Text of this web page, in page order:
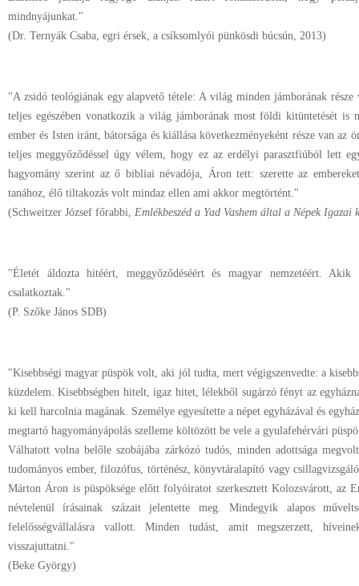
mindnyájunkat."
(Dr. Ternyák Csaba, egri érsek, a csíksomlyói pünkösdi búcsún, 2013)
"A zsidó teológiának egy alapvető tétele: A világ minden jámborának része
teljes egészében vonatkozik a világ jámborának most földi kitüntetését is
ember és Isten iránt, bátorsága és kiállása következményeként része van az
teljes meggyőződéssel úgy vélem, hogy ez az erdélyi parasztfiúból lett
hagyomány szerint az ő bibliai névadója, Áron tett: szerette az
tanához, élő tiltakozás volt mindaz ellen ami akkor megtörtént."
(Schweitzer József főrabbi, Emlékbeszéd a Yad Vashem által a Népek Igazai
"Életét áldozta hitéért, meggyőződéséért és magyar nemzetéért.
csalatkoztak."
(P. Szőke János SDB)
"Kisebbségi magyar püspök volt, aki jól tudta, mert végigszenvedte: a
küzdelem. Kisebbségben hitelt, igaz hitet, lélekből sugárzó fényt az
ki kell harcolnia magának. Személye egyesítette a népet egyházával és
megtartó hagyományápolás szelleme költözött be vele a gyulafehérvári
Válhatott volna belőle szobájába zárkózó tudós, minden adottsága
tudományos ember, filozófus, történész, könyvtáralapító vagy
Márton Áron is püspöksége előtt folyóiratot szerkesztett Kolozsvárott, az
névtelenül írásainak százait jelentette meg. Mindegyik alapos
felelősségvállalásra vallott. Minden tudást, amit megszerzett,
visszajuttatni."
(Beke György)